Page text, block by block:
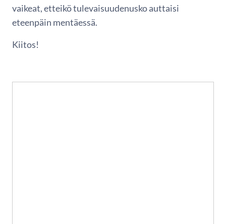
vaikeat, etteikö tulevaisuudenusko auttaisi
eteenpäin mentäessä.
Kiitos!